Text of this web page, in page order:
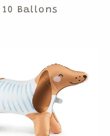
10 Ballons